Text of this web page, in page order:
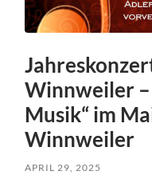
Winnweiler
Musik“ im
Winnweiler
APRIL 29, 2025